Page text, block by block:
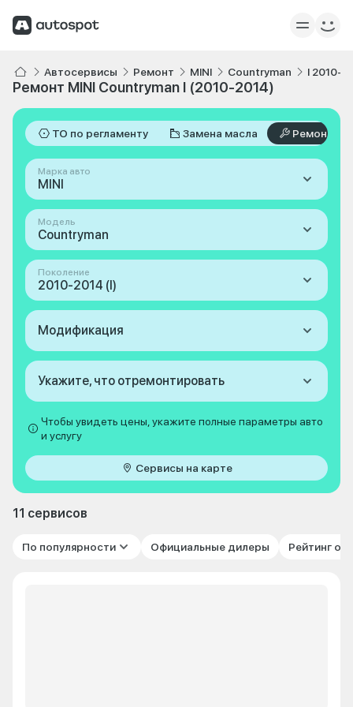
Автосервисы Ремонт MINI Countryman I 2010-
Ремонт MINI Countryman I (2010-2014)
ТО по регламенту Замена масла Ремонт
Марка авто
MINI
Модель
Countryman
Поколение
2010-2014 (I)
Модификация
Укажите, что отремонтировать
Чтобы увидеть цены, укажите полные параметры авто
и услугу
Сервисы на карте
11 сервисов
По популярности Официальные дилеры Рейтинг